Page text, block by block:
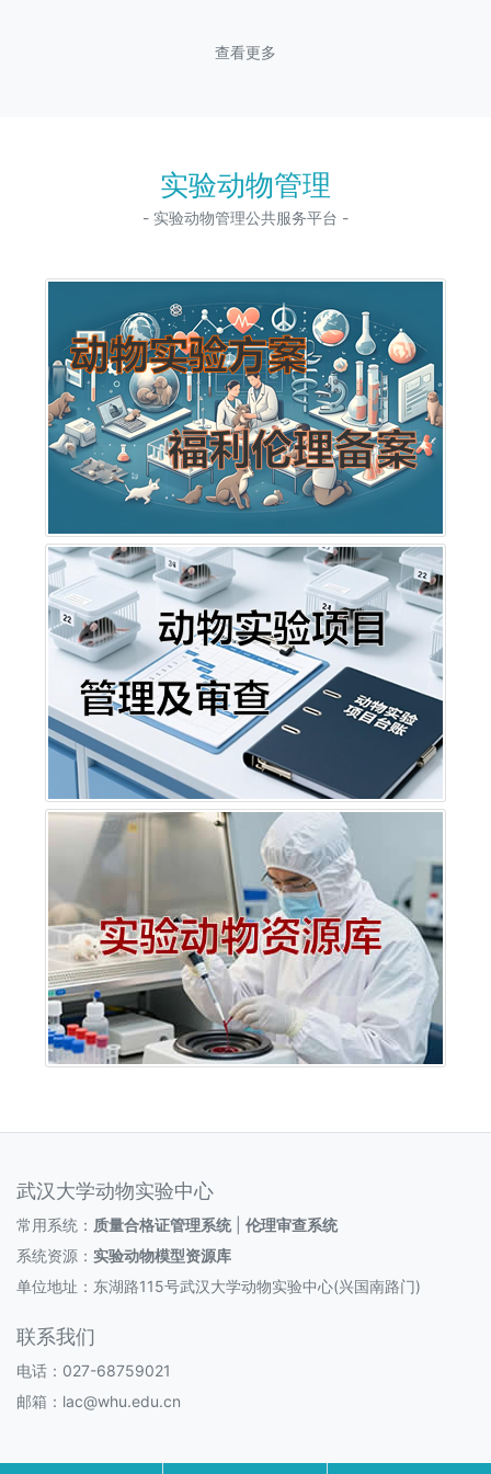
查看更多
实验动物管理
- 实验动物管理公共服务平台 -
武汉大学动物实验中心
常用系统： 质量合格证管理系统| 伦理审查系统
系统资源： 实验动物模型资源库
单位地址：东湖路115号武汉大学动物实验中心(兴国南路门)
联系我们
电话：027-68759021
邮箱：lac@whu.edu.cn